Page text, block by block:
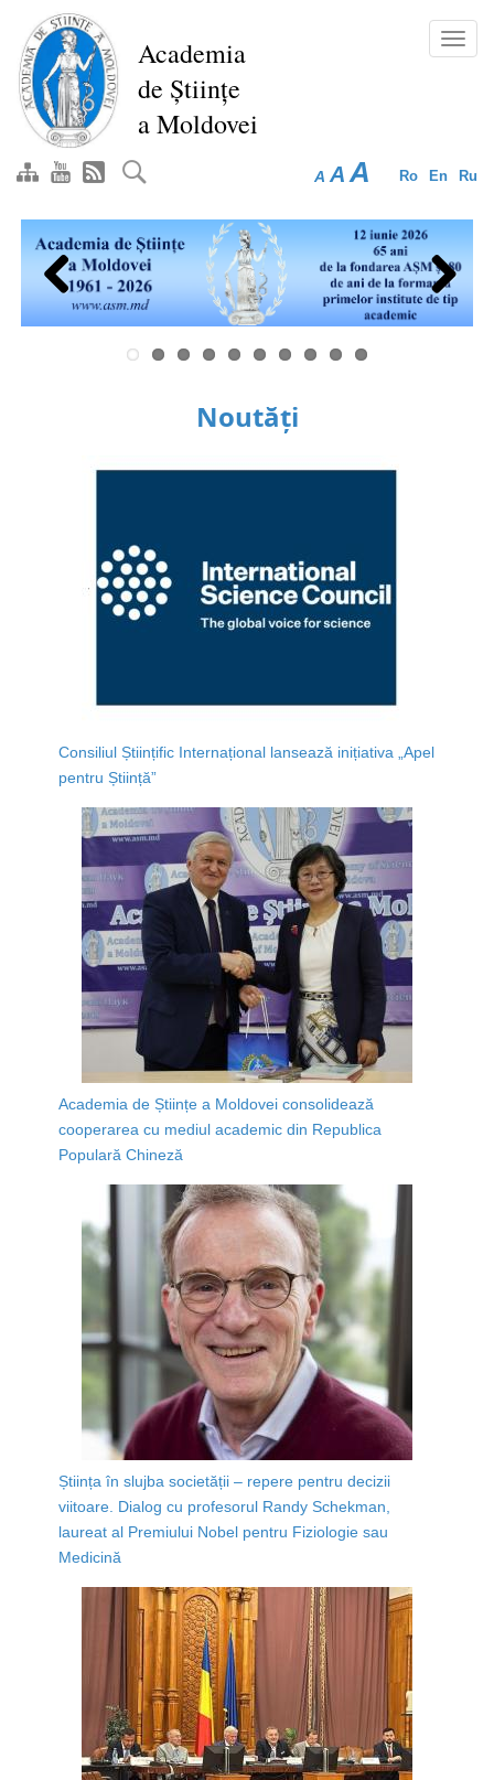
conţinutul
principal
Academia
de Științe
a Moldovei
Ro En Ru
A A A
Previous Next
Noutăți
Consiliul Științific Internațional lansează inițiativa „Apel
pentru Știință”
Academia de Științe a Moldovei consolidează
cooperarea cu mediul academic din Republica
Populară Chineză
Știința în slujba societății – repere pentru decizii
viitoare. Dialog cu profesorul Randy Schekman,
laureat al Premiului Nobel pentru Fiziologie sau
Medicină